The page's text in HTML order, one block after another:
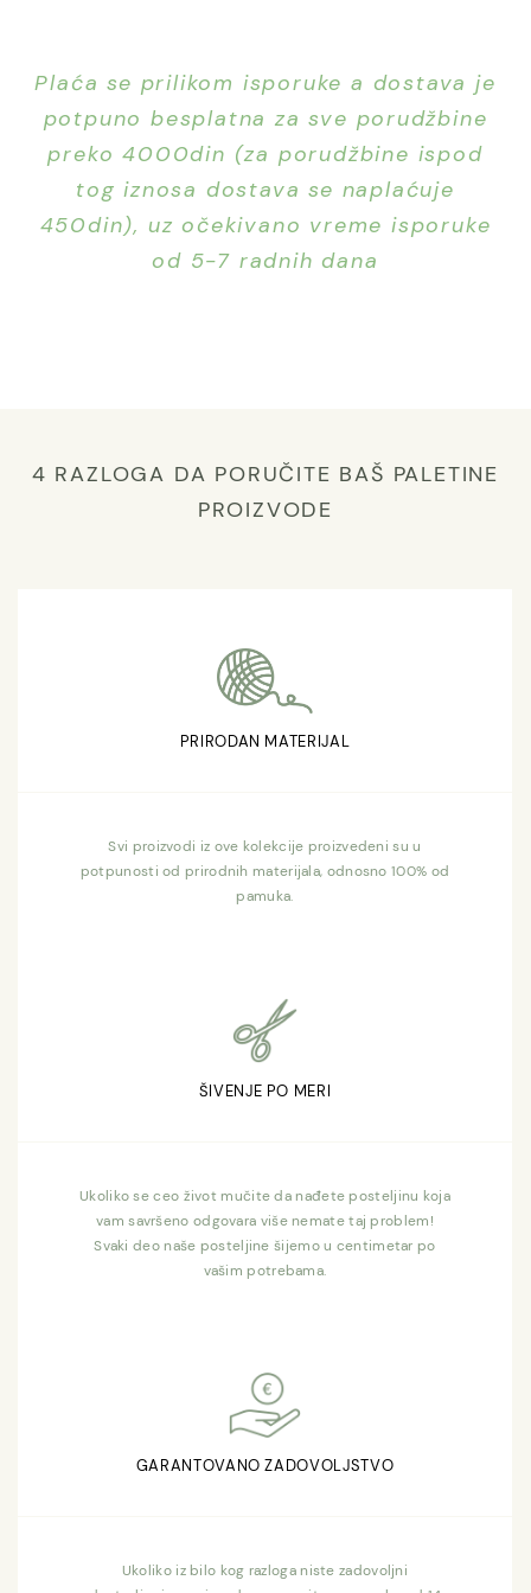
Plaća se prilikom isporuke a dostava je
potpuno besplatna za sve porudžbine
preko 4000din (za porudžbine ispod
tog iznosa dostava se naplaćuje
450din), uz očekivano vreme isporuke
od 5-7 radnih dana
4 RAZLOGA DA PORUČITE BAŠ PALETINE
PROIZVODE
PRIRODAN MATERIJAL
Svi proizvodi iz ove kolekcije proizvedeni su u
potpunosti od prirodnih materijala, odnosno 100% od
pamuka.
ŠIVENJE PO MERI
Ukoliko se ceo život mučite da nađete posteljinu koja
vam savršeno odgovara više nemate taj problem!
Svaki deo naše posteljine šijemo u centimetar po
vašim potrebama.
GARANTOVANO ZADOVOLJSTVO
Ukoliko iz bilo kog razloga niste zadovoljni